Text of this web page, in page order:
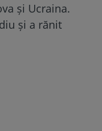
și Ucraina.
și a rănit